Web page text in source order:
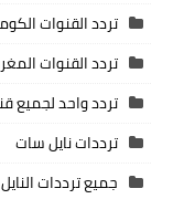
تردد القنوات
تردد القنوات
تردد واحد لجميع
ترددات نايل سات
جميع ترددات